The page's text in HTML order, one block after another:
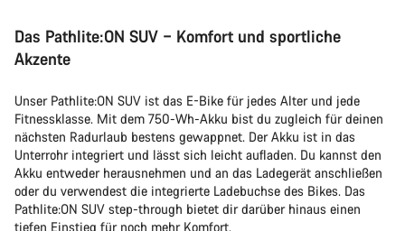
Das Pathlite:ON SUV – Komfort und sportliche
Akzente
Unser Pathlite:ON SUV ist das E-Bike für jedes Alter und jede
Fitnessklasse. Mit dem 750-Wh-Akku bist du zugleich für deinen
nächsten Radurlaub bestens gewappnet. Der Akku ist in das
Unterrohr integriert und lässt sich leicht aufladen. Du kannst den
Akku entweder herausnehmen und an das Ladegerät anschließen
oder du verwendest die integrierte Ladebuchse des Bikes. Das
Pathlite:ON SUV step-through bietet dir darüber hinaus einen
tiefen Einstieg für noch mehr Komfort.